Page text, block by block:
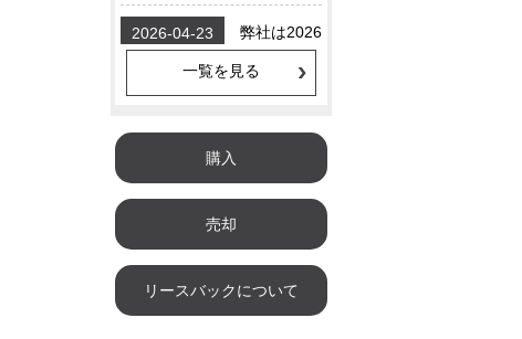
一覧を見る
購入
売却
リースバックについて